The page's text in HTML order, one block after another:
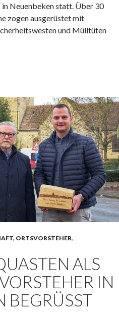
Neuenbeken statt. Über 30
zogen ausgerüstet mit
und Mülltüten
, ORTSVORSTEHER,
ALS
IN